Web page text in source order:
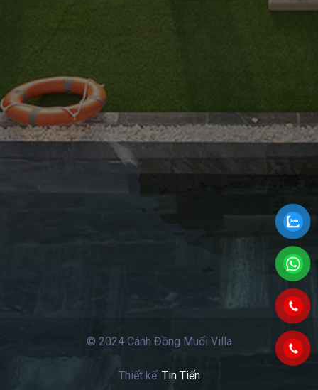
© 2024 Cánh Đồng Muối Villa
Thiết kế: Tin Tiến